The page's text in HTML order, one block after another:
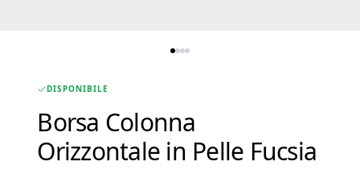
DISPONIBILE
Borsa Colonna
Orizzontale in Pelle Fucsia